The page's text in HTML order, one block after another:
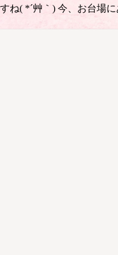
ね( *´艸｀) 今、お台場